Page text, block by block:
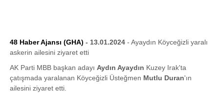
48 Haber Ajansı (GHA) - 13.01.2024 - Ayaydın Köyceğizli yaralı
askerin ailesini ziyaret etti
AK Parti MBB başkan adayı Aydın Ayaydın Kuzey Irak'ta
çatışmada yaralanan Köyceğizli Üsteğmen Mutlu Duran'ın
ailesini ziyaret etti.